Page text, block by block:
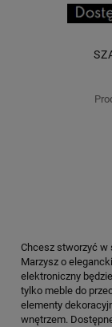
Chcesz stworzyć w
Marzysz o
elektroniczny
tylko meble do
elementy
wnętrzem.